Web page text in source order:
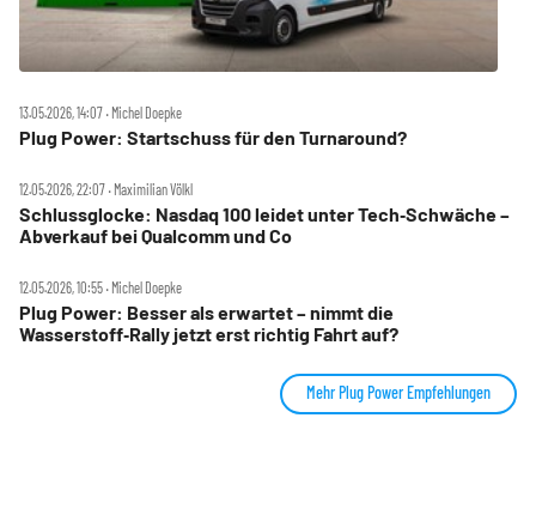
13.05.2026, 14:07 ‧ Michel Doepke
Plug Power: Startschuss für den Turnaround?
12.05.2026, 22:07 ‧ Maximilian Völkl
Schlussglocke: Nasdaq 100 leidet unter Tech‑Schwäche –
Abverkauf bei Qualcomm und Co
12.05.2026, 10:55 ‧ Michel Doepke
Plug Power: Besser als erwartet – nimmt die
Wasserstoff‑Rally jetzt erst richtig Fahrt auf?
Mehr Plug Power Empfehlungen